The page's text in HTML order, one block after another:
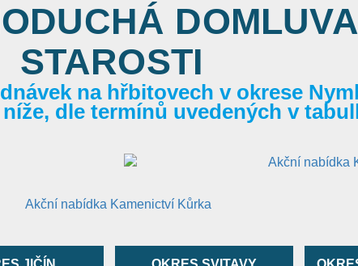
STAROSTI
na hřbitovech v okrese
dle termínů uvedených v